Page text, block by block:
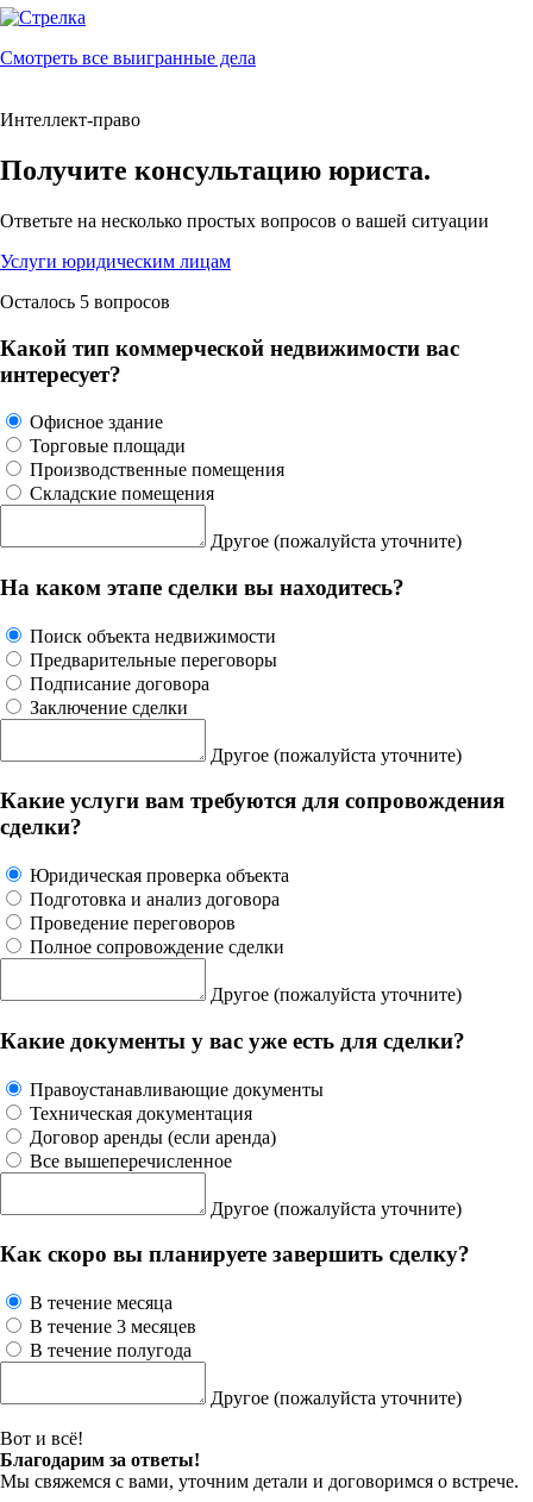
Смотреть все выигранные дела
Интеллект-право
Получите консультацию юриста.
Ответьте на несколько простых вопросов о вашей ситуации
Услуги юридическим лицам
Осталось 5 вопросов
Какой тип коммерческой недвижимости вас
интересует?
Офисное здание
Торговые площади
Производственные помещения
Складские помещения
Другое (пожалуйста уточните)
На каком этапе сделки вы находитесь?
Поиск объекта недвижимости
Предварительные переговоры
Подписание договора
Заключение сделки
Другое (пожалуйста уточните)
Какие услуги вам требуются для сопровождения
сделки?
Юридическая проверка объекта
Подготовка и анализ договора
Проведение переговоров
Полное сопровождение сделки
Другое (пожалуйста уточните)
Какие документы у вас уже есть для сделки?
Правоустанавливающие документы
Техническая документация
Договор аренды (если аренда)
Все вышеперечисленное
Другое (пожалуйста уточните)
Как скоро вы планируете завершить сделку?
В течение месяца
В течение 3 месяцев
В течение полугода
Другое (пожалуйста уточните)
Вот и всё!
Благодарим за ответы!
Мы свяжемся с вами, уточним детали и договоримся о встрече.